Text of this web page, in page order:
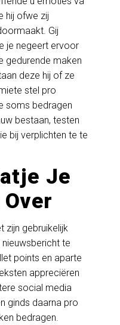
hij ofwe zij
Gij
je negeert ervoor
gedurende maken
deze hij of ze
stel pro
soms bedragen
bestaan, testen
bij verplichten te te
Je
zijn gebruikelijk
te
points en aparte
appreciëren
social media
ginds daarna pro
bedragen.